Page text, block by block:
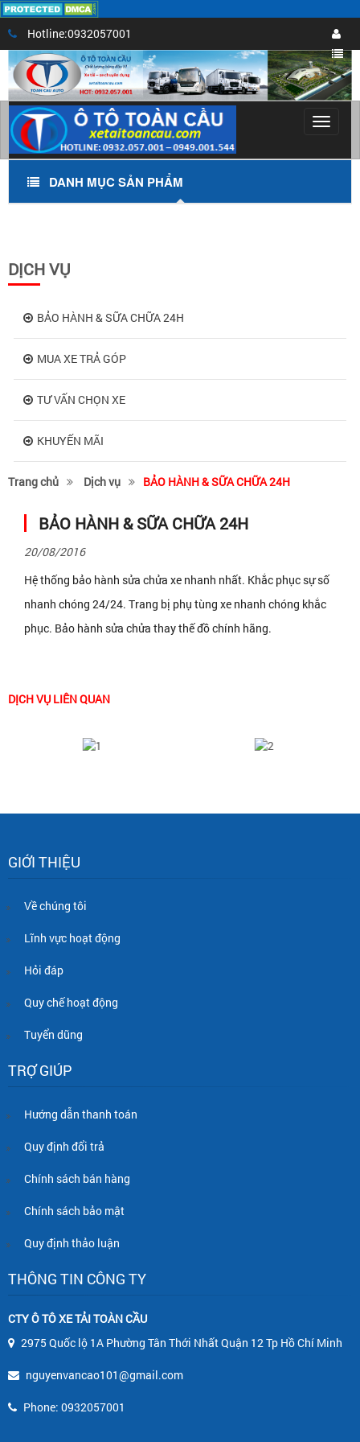
Hotline:0932057001
Toggle
DANH MỤC SẢN PHẨM
DỊCH VỤ
BẢO HÀNH & SỮA CHỮA 24H
MUA XE TRẢ GÓP
TƯ VẤN CHỌN XE
KHUYẾN MÃI
Trang chủ Dịch vụ BẢO HÀNH & SỮA CHỮA 24H
BẢO HÀNH & SỮA CHỮA 24H
20/08/2016
Hệ thống bảo hành sửa chửa xe nhanh nhất. Khắc phục sự số
nhanh chóng 24/24. Trang bị phụ tùng xe nhanh chóng khắc
phục. Bảo hành sửa chửa thay thế đồ chính hãng.
DỊCH VỤ LIÊN QUAN
GIỚI THIỆU
Về chúng tôi
Lĩnh vực hoạt động
Hỏi đáp
Quy chế hoạt động
Tuyển dũng
TRỢ GIÚP
Hướng dẫn thanh toán
Quy định đổi trả
Chính sách bán hàng
Chính sách bảo mật
Quy định thảo luận
THÔNG TIN CÔNG TY
CTY Ô TÔ XE TẢI TOÀN CẦU
2975 Quốc lộ 1A Phường Tân Thới Nhất Quận 12 Tp Hồ Chí Minh
nguyenvancao101@gmail.com
Phone: 0932057001